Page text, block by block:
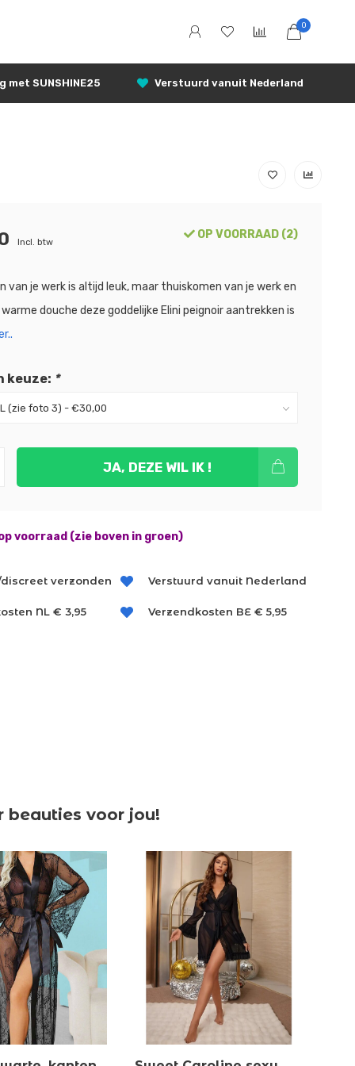
0
met SUNSHINE25 Verstuurd vanuit Nederland
Incl. btw
OP VOORRAAD (2)
van je werk is altijd leuk, maar thuiskomen van je werk en
douche deze goddelijke Elini peignoir aantrekken is
keuze: *
JA, DEZE WIL IK !
voorraad (zie boven in groen)
verzonden Verstuurd vanuit Nederland
NL € 3,95 Verzendkosten BE € 5,95
beauties voor jou!